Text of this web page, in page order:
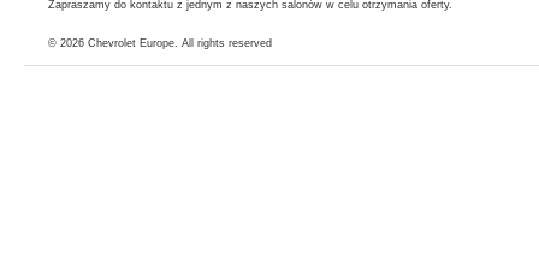
Zapraszamy do kontaktu z jednym z naszych salonów w celu otrzymania oferty.
© 2026 Chevrolet Europe. All rights reserved